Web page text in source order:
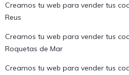
Creamos tu web para vender tus
Reus
Creamos tu web para vender tus
Roquetas de Mar
Creamos tu web para vender tus